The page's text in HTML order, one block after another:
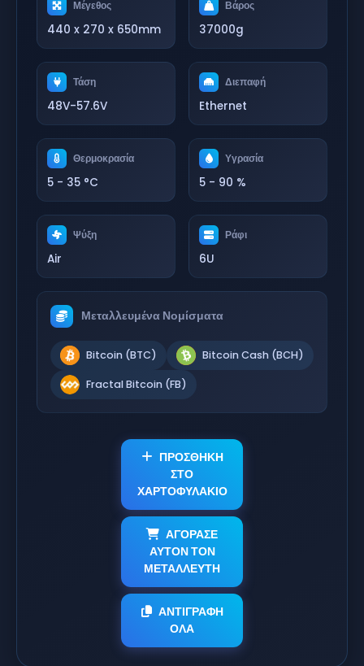
Μέγεθος
440 x 270 x 650mm
Βάρος
37000g
Τάση
48V-57.6V
Διεπαφή
Ethernet
Θερμοκρασία
5 - 35 °C
Υγρασία
5 - 90 %
Ψύξη
Air
Ράφι
6U
Μεταλλευμένα Νομίσματα
Bitcoin (BTC) Bitcoin Cash (BCH)
Fractal Bitcoin (FB)
ΠΡΟΣΘΗΚΗ
ΣΤΟ
ΧΑΡΤΟΦΥΛΑΚΙΟ
ΑΓΟΡΑΣΕ
ΑΥΤΟΝ ΤΟΝ
ΜΕΤΑΛΛΕΥΤΗ
ΑΝΤΙΓΡΑΦΗ
ΟΛΑ